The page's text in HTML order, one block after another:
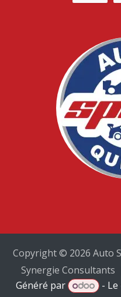
Copyright © 2026 Auto
Synergie Consultants
Généré par
-